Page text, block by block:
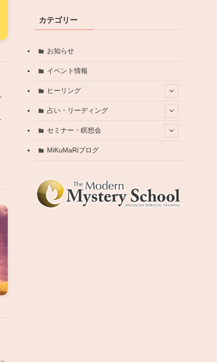
カテゴリー
お知らせ
イベント情報
ヒーリング
占い・リーディング
セミナー・瞑想会
MiKuMaRiブログ